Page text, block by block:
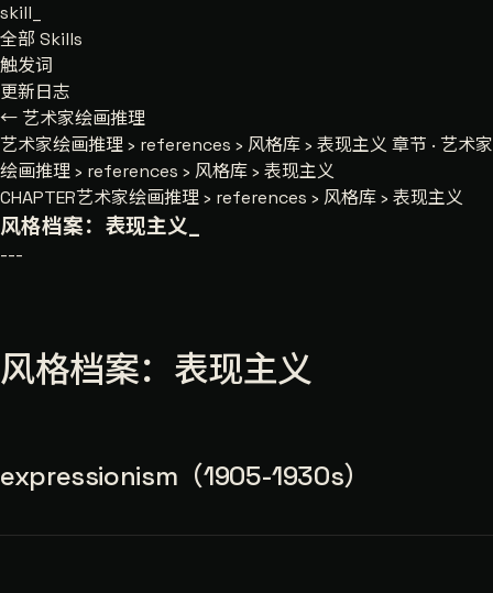
skill
全部 Skills
触发词
更新日志
← 艺术家绘画推理
艺术家绘画推理› references › 风格库› 表现主义 章节 · 艺术家
绘画推理 › references › 风格库 › 表现主义
CHAPTER艺术家绘画推理 › references › 风格库 › 表现主义
风格档案：表现主义
---
风格档案：表现主义
expressionism（1905-1930s）